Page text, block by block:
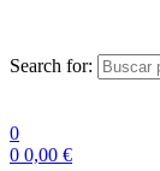
Search for:
0
0 0,00 €